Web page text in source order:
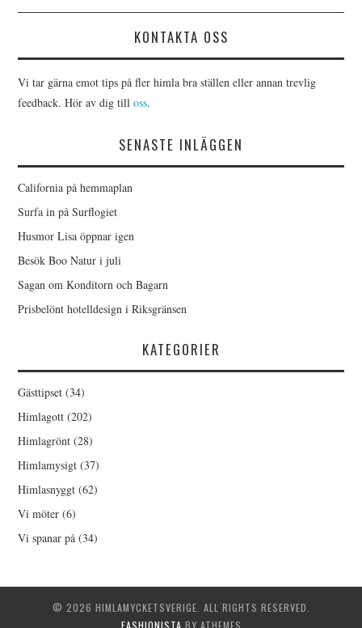
KONTAKTA OSS
Vi tar gärna emot tips på fler himla bra ställen eller annan trevlig
feedback. Hör av dig tilloss.
SENASTE INLÄGGEN
California på hemmaplan
Surfa in på Surflogiet
Husmor Lisa öppnar igen
Besök Boo Natur i juli
Sagan om Konditorn och Bagarn
Prisbelönt hotelldesign i Riksgränsen
KATEGORIER
Gästtipset (34)
Himlagott (202)
Himlagrönt (28)
Himlamysigt (37)
Himlasnyggt (62)
Vi möter (6)
Vi spanar på (34)
© 2026 HIMLAMYCKETSVERIGE. ALL RIGHTS RESERVED.